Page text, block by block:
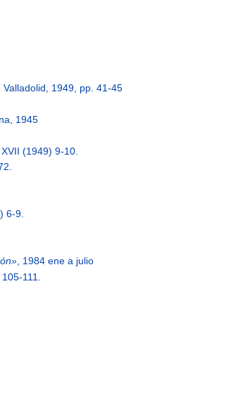
Valladolid, 1949, pp. 41-45
1945
(1949) 9-10.
6-9.
, 1984 ene a julio
111.